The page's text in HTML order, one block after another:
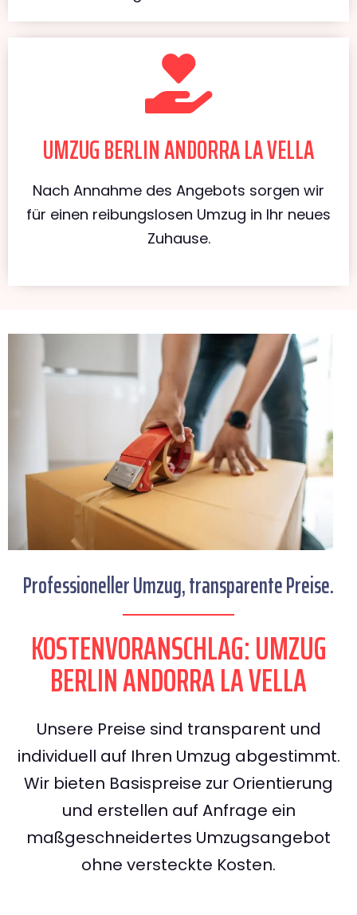
UMZUG BERLIN ANDORRA LA VELLA
Nach Annahme des Angebots sorgen wir
für einen reibungslosen Umzug in Ihr neues
Zuhause.
Professioneller Umzug, transparente Preise.
KOSTENVORANSCHLAG: UMZUG
BERLIN ANDORRA LA VELLA
Unsere Preise sind transparent und
individuell auf Ihren Umzug abgestimmt.
Wir bieten Basispreise zur Orientierung
und erstellen auf Anfrage ein
maßgeschneidertes Umzugsangebot
ohne versteckte Kosten.